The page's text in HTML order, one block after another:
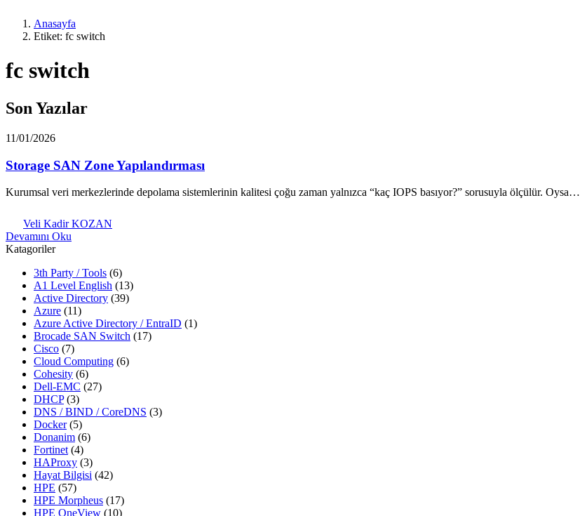
Anasayfa
Etiket: fc switch
fc switch
Son Yazılar
11/01/2026
Storage SAN Zone Yapılandırması
Kurumsal veri merkezlerinde depolama sistemlerinin kalitesi çoğu zaman yalnızca “kaç IOPS basıyor?” sorusuyla ölçülür. Oysa…
Veli Kadir KOZAN
Devamını Oku
Katagoriler
3th Party / Tools (6)
A1 Level English (13)
Active Directory (39)
Azure (11)
Azure Active Directory / EntraID (1)
Brocade SAN Switch (17)
Cisco (7)
Cloud Computing (6)
Cohesity (6)
Dell-EMC (27)
DHCP(3)
DNS / BIND / CoreDNS (3)
Docker(5)
Donanim (6)
Fortinet (4)
HAProxy (3)
Hayat Bilgisi (42)
HPE (57)
HPE Morpheus (17)
HPE OneView (10)